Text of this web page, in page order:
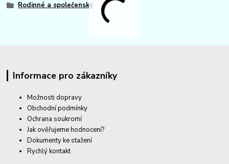
Rodinné a společenské
Informace pro zákazníky
Možnosti dopravy
Obchodní podmínky
Ochrana soukromí
Jak ověřujeme hodnocení?
Dokumenty ke stažení
Rychlý kontakt